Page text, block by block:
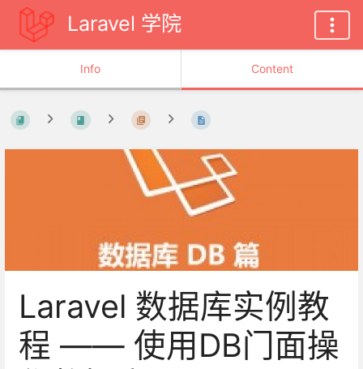
Laravel 学院
Info Content
Laravel 数据库实例教
程 —— 使用DB门面操